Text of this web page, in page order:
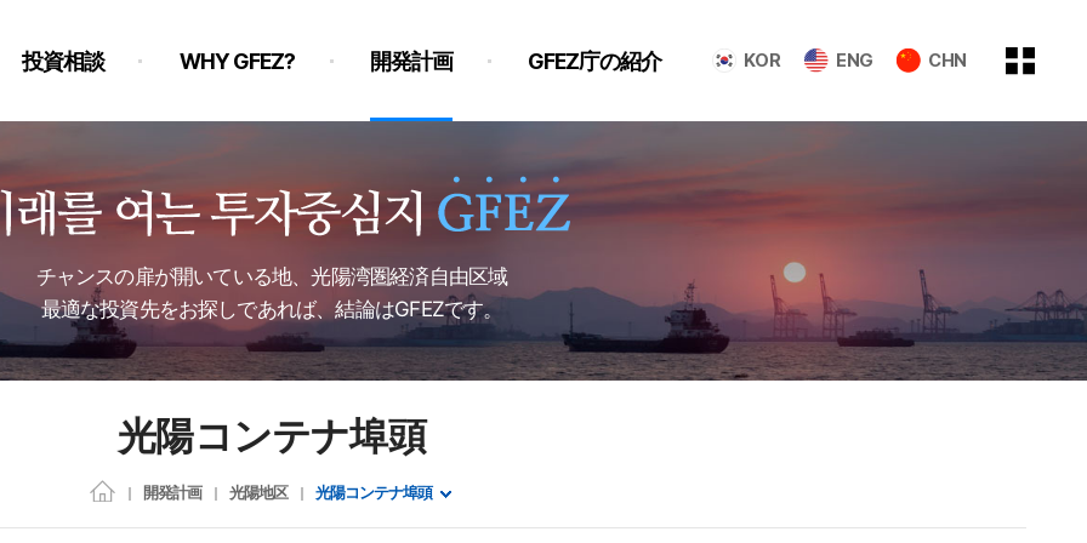
KOR ENG CHN
投資相談 WHY GFEZ? 開発計画 GFEZ庁の紹介
チャンスの扉が開いている地、光陽湾圏経済自由区域
最適な投資先をお探しであれば、結論はGFEZです。
光陽コンテナ埠頭
開発計画 光陽地区 光陽コンテナ埠頭